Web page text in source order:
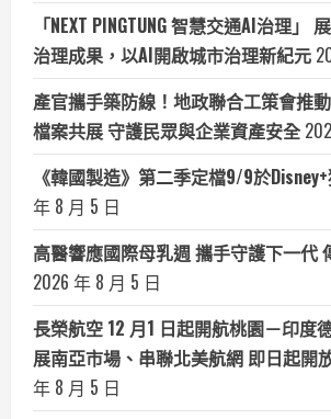
「NEXT PINGTUNG 智慧交通AI治理」
治理成果，以AI開啟城市治理新紀元
產官攜手築防線！地政聯合工策會推
檔案共展 守護民眾與企業資產安全
《韓國製造》第二季定檔9/9於
年 8 月 5 日
高醫響應國際母乳週 攜手守護下一代
2026 年 8 月 5 日
長榮航空 12 月1 日起開航桃園－印度
展南亞市場、串聯北美航網 即日起開
年 8 月 5 日